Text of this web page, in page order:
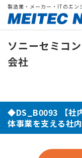
製造業・メーカー・ITのエン
ソニーセミコ
会社
◆DS_B0093 【社
体事業を支える社